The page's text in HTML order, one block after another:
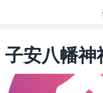
子安八幡神